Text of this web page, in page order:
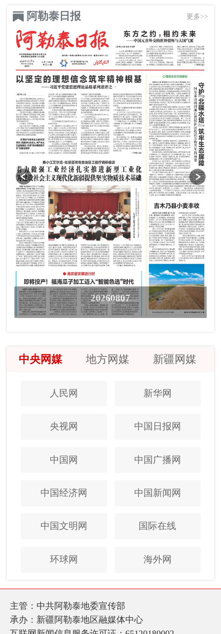
阿勒泰日报 更多>>
20260807
中央网媒 地方网媒 新疆网媒
人民网 新华网
央视网 中国日报网
中国网 中国广播网
中国经济网 中国新闻网
中国文明网 国际在线
环球网 海外网
主管：中共阿勒泰地委宣传部
承办：新疆阿勒泰地区融媒体中心